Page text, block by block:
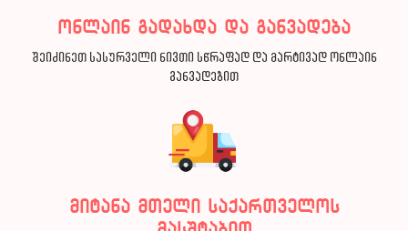
ონლაინ გადახდა და განვადება
შეიძინეთ სასურველი ნივთი სწრაფად და მარტივად ონლაინ
განვადებით
მიტანა მთელი საქართველოს